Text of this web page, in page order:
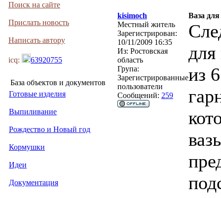
Поиск на сайте
Прислать новость
Написать автору
icq: 63920755
База объектов и документов
Готовые изделия
Выпиливание
Рождество и Новый год
Кормушки
Идеи
Документация
kisimoch
Ваза
Местный житель
Зарегистрирован:
10/11/2009 16:35
Из: Ростовская
область
Група:
Зарегистрированные
пользователи
Сообщений: 259
из